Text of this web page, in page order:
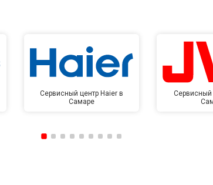
Сервисный центр Haier в
Самаре
Сервисный